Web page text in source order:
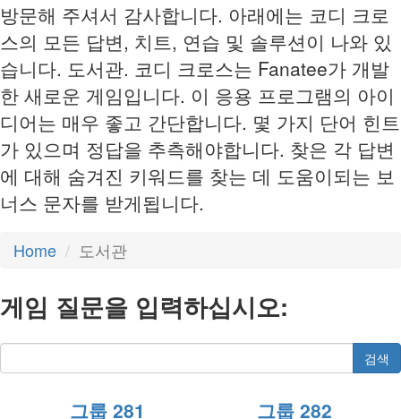
방문해 주셔서 감사합니다. 아래에는 코디 크로
스의 모든 답변, 치트, 연습 및 솔루션이 나와 있
습니다. 도서관. 코디 크로스는 Fanatee가 개발
한 새로운 게임입니다. 이 응용 프로그램의 아이
디어는 매우 좋고 간단합니다. 몇 가지 단어 힌트
가 있으며 정답을 추측해야합니다. 찾은 각 답변
에 대해 숨겨진 키워드를 찾는 데 도움이되는 보
너스 문자를 받게됩니다.
Home 도서관
게임 질문을 입력하십시오:
검색
그룹 281 그룹 282